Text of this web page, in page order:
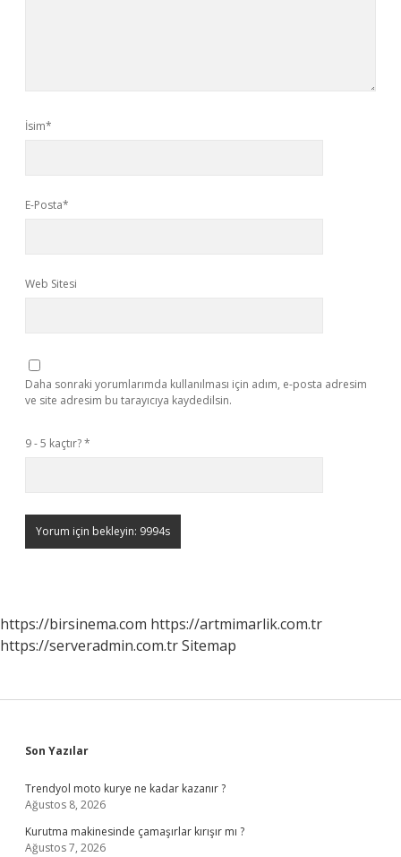
İsim*
E-Posta*
Web Sitesi
Daha sonraki yorumlarımda kullanılması için adım, e-posta adresim
ve site adresim bu tarayıcıya kaydedilsin.
9 - 5 kaçtır?*
https://birsinema.com https://artmimarlik.com.tr
https://serveradmin.com.trSitemap
Sidebar
Son Yazılar
Trendyol moto kurye ne kadar kazanır ?
Ağustos 8, 2026
Kurutma makinesinde çamaşırlar kırışır mı ?
Ağustos 7, 2026